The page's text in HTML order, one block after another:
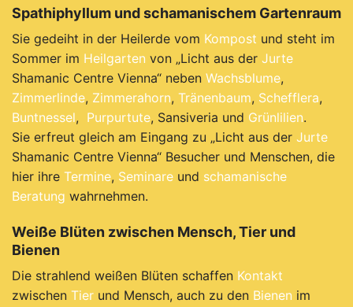
Spathiphyllum und schamanischem Gartenraum
Sie gedeiht in der Heilerde vom Kompost und steht im
Sommer im Heilgarten von „Licht aus der Jurte
Shamanic Centre Vienna“ neben Wachsblume,
Zimmerlinde, Zimmerahorn, Tränenbaum, Schefflera,
Buntnessel, Purpurtute, Sansiveria und Grünlilien.
Sie erfreut gleich am Eingang zu „Licht aus der Jurte
Shamanic Centre Vienna“ Besucher und Menschen, die
hier ihre Termine, Seminare und schamanische
Beratung wahrnehmen.
Weiße Blüten zwischen Mensch, Tier und
Bienen
Die strahlend weißen Blüten schaffen Kontakt
zwischen Tier und Mensch, auch zu den Bienen im